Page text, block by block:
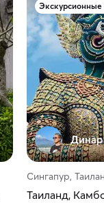
Экскурсионные
Сингапур,
Таиланд,